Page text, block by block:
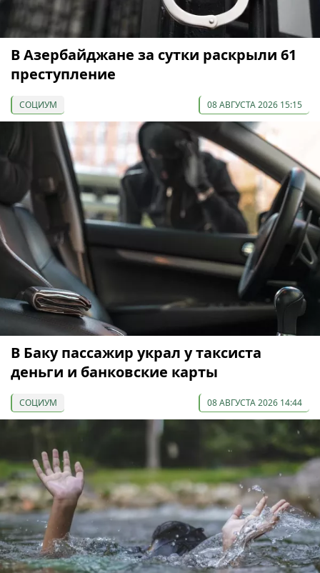
В Азербайджане за сутки раскрыли 61
преступление
СОЦИУМ 08 АВГУСТА 2026 15:15
В Баку пассажир украл у таксиста
деньги и банковские карты
СОЦИУМ 08 АВГУСТА 2026 14:44